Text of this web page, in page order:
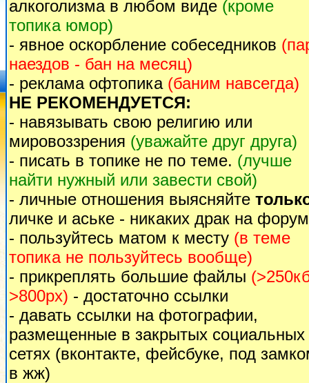
алкоголизма в любом виде (кроме
топика юмор)
- явное оскорбление собеседников
наездов - бан на месяц)
- реклама офтопика (баним навсегда)
НЕ РЕКОМЕНДУЕТСЯ:
- навязывать свою религию или
мировоззрения (уважайте друг друга)
- писать в топике не по теме. (лучше
найти нужный или завести свой)
- личные отношения выясняйте
личке и аське - никаких драк на
- пользуйтесь матом к месту (в теме
топика не пользуйтесь вообще)
- прикреплять большие файлы
>800px) - достаточно ссылки
- давать ссылки на фотографии,
размещенные в закрытых социальных
сетях (вконтакте, фейсбуке, под
в жж)